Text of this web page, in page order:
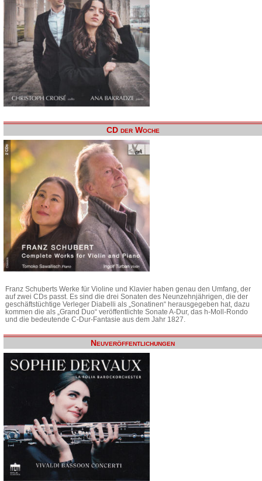
CD der Woche
Franz Schuberts Werke für Violine und Klavier haben genau den Umfang, der
auf zwei CDs passt. Es sind die drei Sonaten des Neunzehnjährigen, die der
geschäftstüchtige Verleger Diabelli als „Sonatinen“ herausgegeben hat, dazu
kommen die als „Grand Duo“ veröffentlichte Sonate A-Dur, das h-Moll-Rondo
und die bedeutende C-Dur-Fantasie aus dem Jahr 1827.
Neuveröffentlichungen